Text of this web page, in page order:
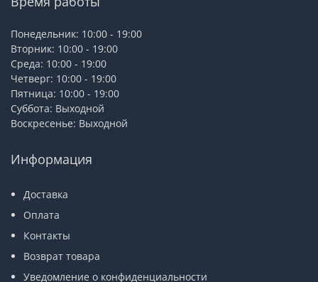
Понедельник: 10:00 - 19:00
Вторник: 10:00 - 19:00
Среда: 10:00 - 19:00
Четверг: 10:00 - 19:00
Пятница: 10:00 - 19:00
Суббота: Выходной
Воскресенье: Выходной
Информация
Доставка
Оплата
Контакты
Возврат товара
Уведомление о конфиденциальности